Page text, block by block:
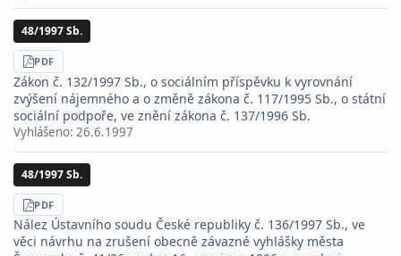
48/1997 Sb.
STÁHNOUT
PDF
Zákon č. 132/1997 Sb., o sociálním příspěvku k vyrovnání
zvýšení nájemného a o změně zákona č. 117/1995 Sb., o státní
sociální podpoře, ve znění zákona č. 137/1996 Sb.
Vyhlášeno: 26.6.1997
48/1997 Sb.
STÁHNOUT
PDF
Nález Ústavního soudu České republiky č. 136/1997 Sb., ve
věci návrhu na zrušení obecně závazné vyhlášky města